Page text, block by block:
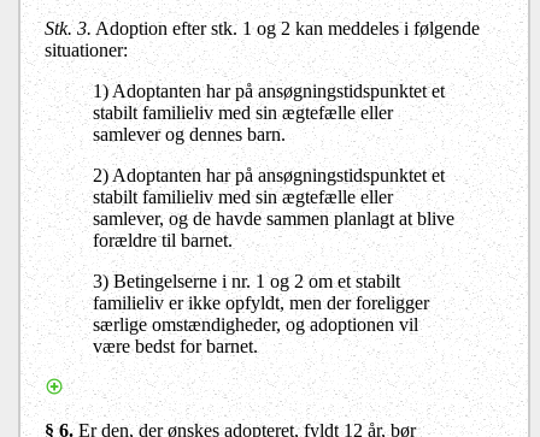
Stk. 3. Adoption efter stk. 1 og 2 kan meddeles i følgende
situationer:
1) Adoptanten har på ansøgningstidspunktet et
stabilt familieliv med sin ægtefælle eller
samlever og dennes barn.
2) Adoptanten har på ansøgningstidspunktet et
stabilt familieliv med sin ægtefælle eller
samlever, og de havde sammen planlagt at blive
forældre til barnet.
3) Betingelserne i nr. 1 og 2 om et stabilt
familieliv er ikke opfyldt, men der foreligger
særlige omstændigheder, og adoptionen vil
være bedst for barnet.
§ 6.Er den, der ønskes adopteret, fyldt 12 år, bør